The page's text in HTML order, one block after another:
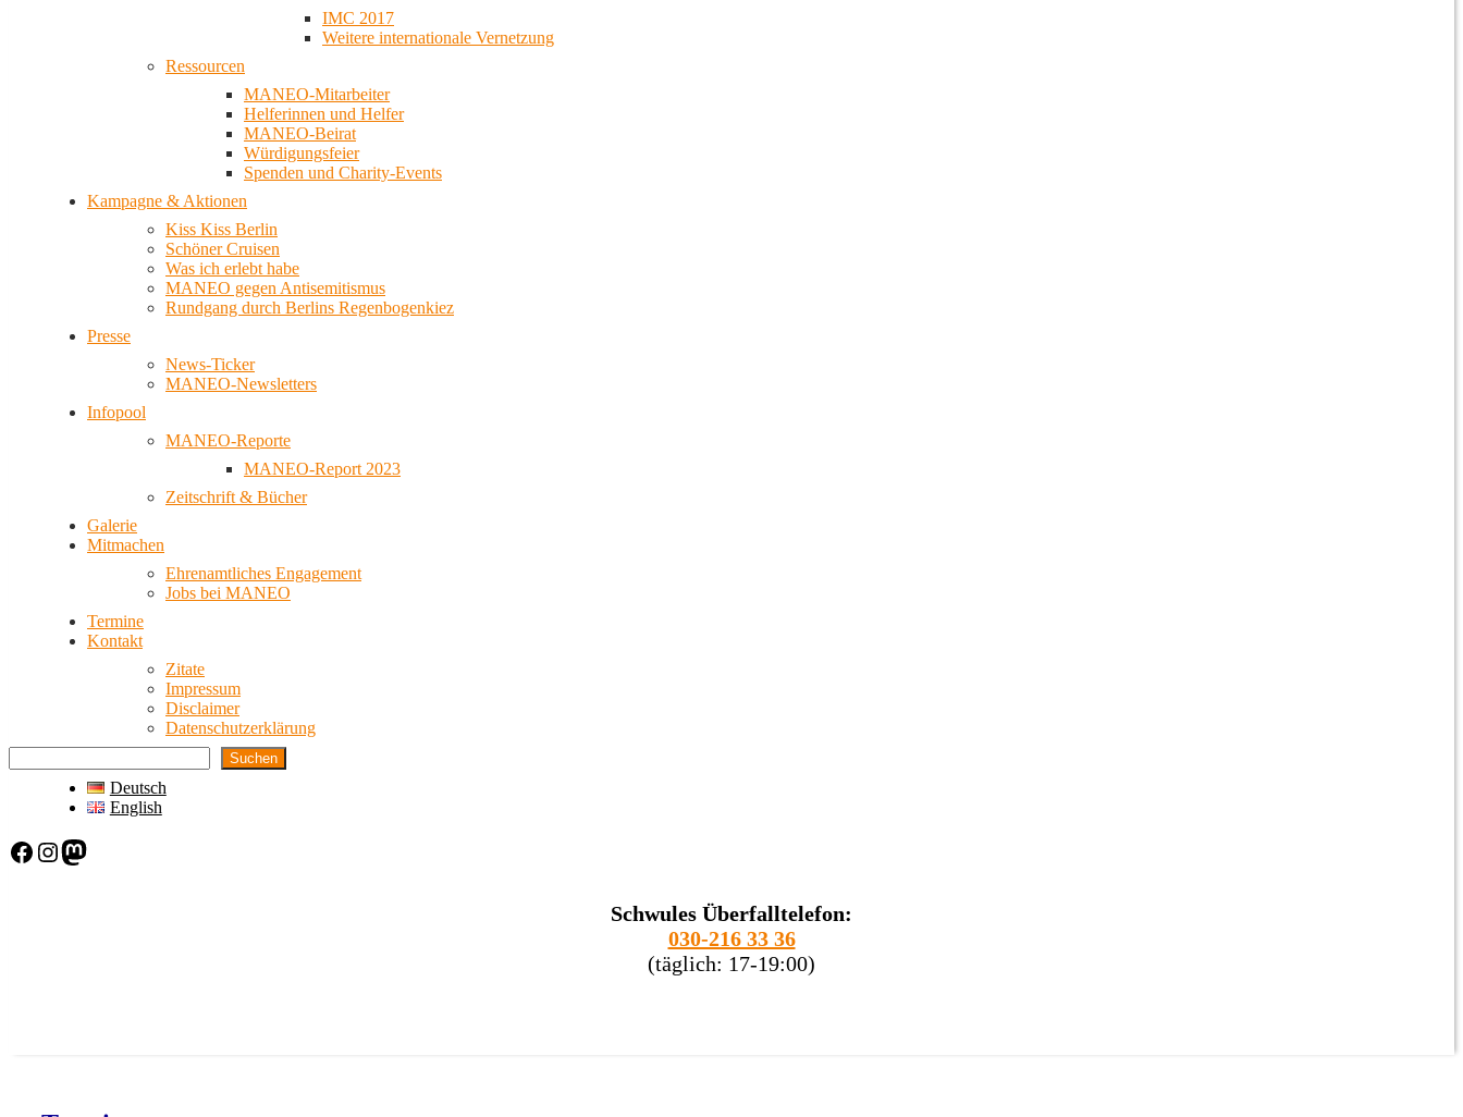
IMC 2017
Weitere internationale Vernetzung
Ressourcen
MANEO-Mitarbeiter
Helferinnen und Helfer
MANEO-Beirat
Würdigungsfeier
Spenden und Charity-Events
Kampagne & Aktionen
Kiss Kiss Berlin
Schöner Cruisen
Was ich erlebt habe
MANEO gegen Antisemitismus
Rundgang durch Berlins Regenbogenkiez
Presse
News-Ticker
MANEO-Newsletters
Infopool
MANEO-Reporte
MANEO-Report 2023
Zeitschrift & Bücher
Galerie
Mitmachen
Ehrenamtliches Engagement
Jobs bei MANEO
Termine
Kontakt
Zitate
Impressum
Disclaimer
Datenschutzerklärung
Suchen
Deutsch
English
Facebook Instagram Mastodon
Schwules Überfalltelefon:
030-216 33 36
(täglich: 17-19:00)